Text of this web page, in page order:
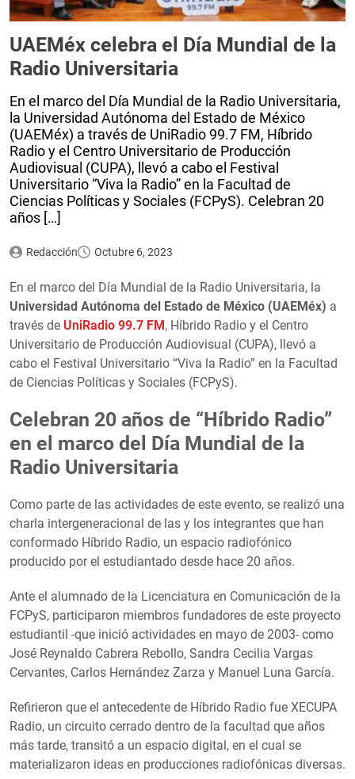
UAEMéx celebra el Día Mundial de la
Radio Universitaria
En el marco del Día Mundial de la Radio Universitaria,
la Universidad Autónoma del Estado de México
(UAEMéx) a través de UniRadio 99.7 FM, Híbrido
Radio y el Centro Universitario de Producción
Audiovisual (CUPA), llevó a cabo el Festival
Universitario “Viva la Radio” en la Facultad de
Ciencias Políticas y Sociales (FCPyS). Celebran 20
años […]
Redacción Octubre 6, 2023
En el marco del Día Mundial de la Radio Universitaria, la
Universidad Autónoma del Estado de México (UAEMéx) a
través de UniRadio 99.7 FM , Híbrido Radio y el Centro
Universitario de Producción Audiovisual (CUPA), llevó a
cabo el Festival Universitario “Viva la Radio” en la Facultad
de Ciencias Políticas y Sociales (FCPyS).
Celebran 20 años de “Híbrido Radio”
en el marco del Día Mundial de la
Radio Universitaria
Como parte de las actividades de este evento, se realizó una
charla intergeneracional de las y los integrantes que han
conformado Híbrido Radio, un espacio radiofónico
producido por el estudiantado desde hace 20 años.
Ante el alumnado de la Licenciatura en Comunicación de la
FCPyS, participaron miembros fundadores de este proyecto
estudiantil -que inició actividades en mayo de 2003- como
José Reynaldo Cabrera Rebollo, Sandra Cecilia Vargas
Cervantes, Carlos Hernández Zarza y Manuel Luna García.
Refirieron que el antecedente de Híbrido Radio fue XECUPA
Radio, un circuito cerrado dentro de la facultad que años
más tarde, transitó a un espacio digital, en el cual se
materializaron ideas en producciones radiofónicas diversas.